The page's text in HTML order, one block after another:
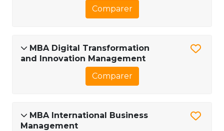
Comparer
MBA Digital Transformation
and Innovation Management
Comparer
MBA International Business
Management